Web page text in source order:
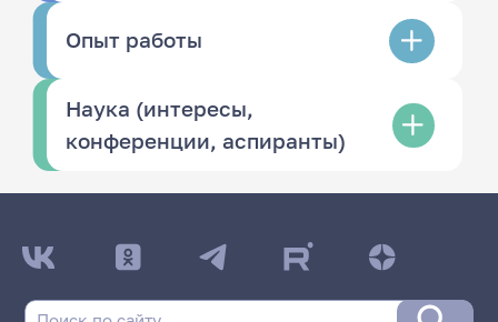
Опыт работы
Наука (интересы,
конференции, аспиранты)